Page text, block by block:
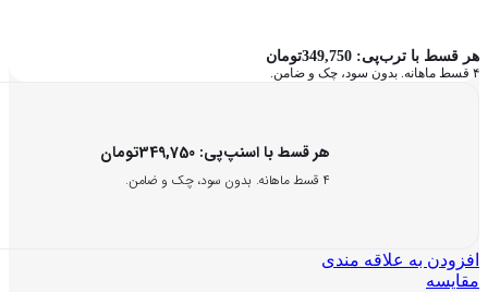
هر قسط با ترب‌پی: 349,750تومان
۴ قسط ماهانه. بدون سود، چک و ضامن.
هر قسط با اسنپ‌پی: 349,750تومان
۴ قسط ماهانه. بدون سود، چک و ضامن.
افزودن به علاقه مندی
مقایسه